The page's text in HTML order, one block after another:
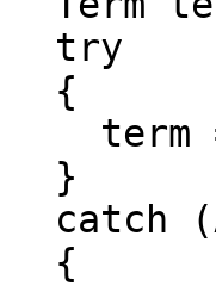
try
{
term =
}
catch
{